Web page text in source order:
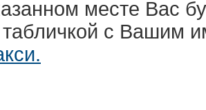
месте Вас
табличкой с Вашим